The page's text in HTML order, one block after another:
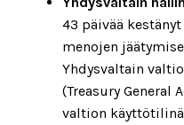
43 päivää
menojen
Yhdysvaltain
(Treasury General
valtion